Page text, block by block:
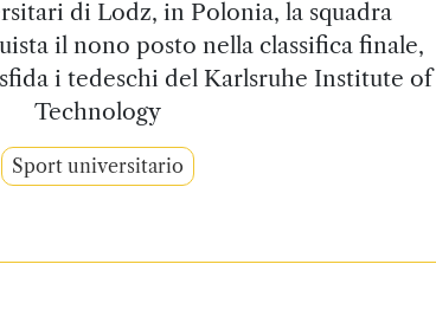
di Lodz, in Polonia, la squadra
il nono posto nella classifica finale,
i tedeschi del Karlsruhe Institute of
Technology
Sport universitario